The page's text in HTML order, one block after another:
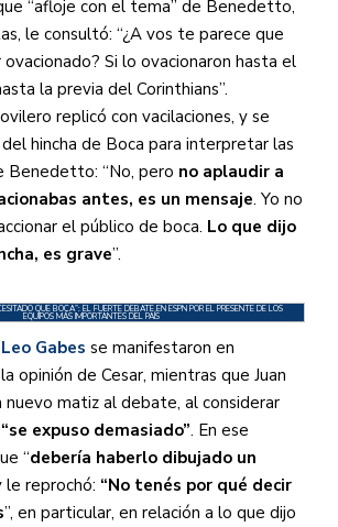
“afloje con el tema” de Benedetto,
le consultó: “¿A vos te parece que
Si lo ovacionaron hasta el
la previa del Corinthians”.
replicó con vacilaciones, y se
hincha de Boca para interpretar las
Benedetto: “No, pero no aplaudir a
antes, es un mensaje. Yo no
el público de boca. Lo que dijo
es grave”.
QUE BOCA”: EL FUERTE DEBATE EN ESPN POR EL PRESENTE DE LOS
EQUIPOS MÁS IMPORTANTES DEL PAÍS
Leo Gabes se manifestaron en
opinión de Cesar, mientras que Juan
nuevo matiz al debate, al considerar
“se expuso demasiado”. En ese
“debería haberlo dibujado un
le reprochó: “No tenés por qué decir
”, en particular, en relación a lo que dijo